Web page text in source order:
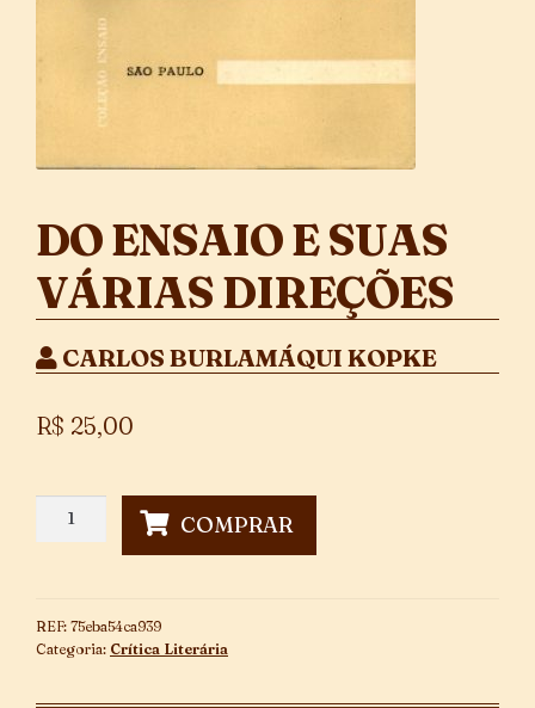
DO ENSAIO E SUAS
VÁRIAS DIREÇÕES
CARLOS BURLAMÁQUI KOPKE
R$ 25,00
Direções
quantidade
COMPRAR
REF: 75eba54ca939
Categoria: Crítica Literária